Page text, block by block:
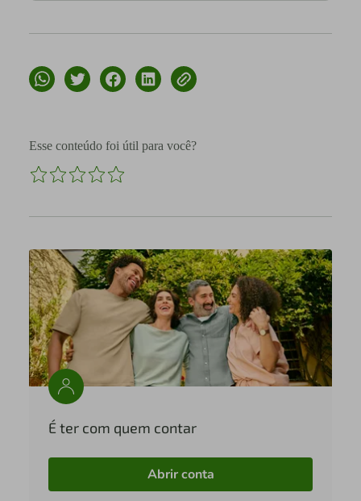
Esse conteúdo foi útil para você?
É ter com quem contar
Abrir conta